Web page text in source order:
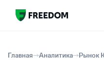
Главная Аналитика
Рынок